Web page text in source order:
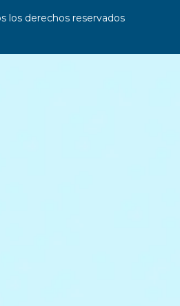
los derechos reservados